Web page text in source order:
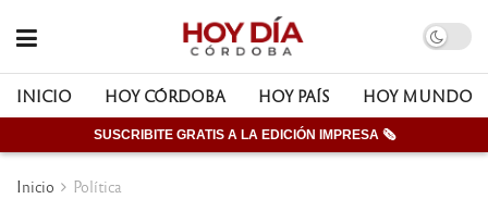
INICIO HOY CÓRDOBA HOY PAÍS HOY MUNDO
SUSCRIBITE GRATIS A LA EDICIÓN IMPRESA 🗞
Inicio Política